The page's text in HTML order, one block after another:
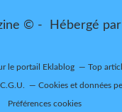
© - Hébergé par
le portail Eklablog Top
C.G.U. Cookies et données
Préférences cookies